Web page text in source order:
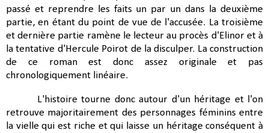
passé et reprendre les faits un par un dans la deuxième
partie, en étant du point de vue de l'accusée. La troisième
et dernière partie ramène le lecteur au procès d'Elinor et à
la tentative d'Hercule Poirot de la disculper. La construction
de ce roman est donc assez originale et pas
chronologiquement linéaire.
L'histoire tourne donc autour d'un héritage et l'on
retrouve majoritairement des personnages féminins entre
la vielle qui est riche et qui laisse un héritage conséquent à